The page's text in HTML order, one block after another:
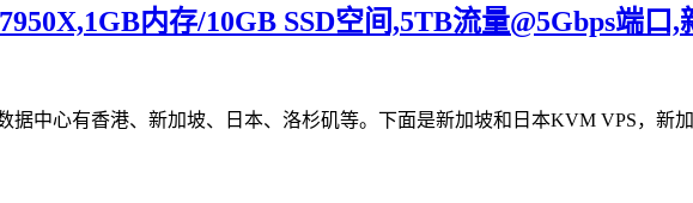
内存/10GB SSD空间,5TB流量@5Gbps端
据中心有香港、新加坡、日本、洛杉矶等。下面是新加坡和日本KVM VPS，新